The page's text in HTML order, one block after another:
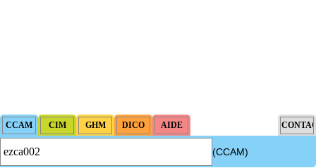
(CCAM)